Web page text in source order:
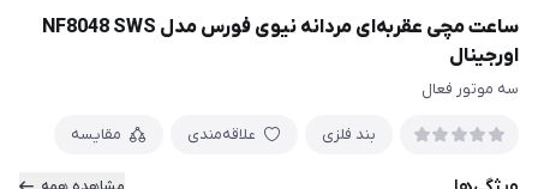
ساعت مچی عقربه‌ای مردانه نیوی فورس مدل NF8048 SWS
اورجینال
سه موتور فعال
بند فلزی علاقه‌مندی مقایسه